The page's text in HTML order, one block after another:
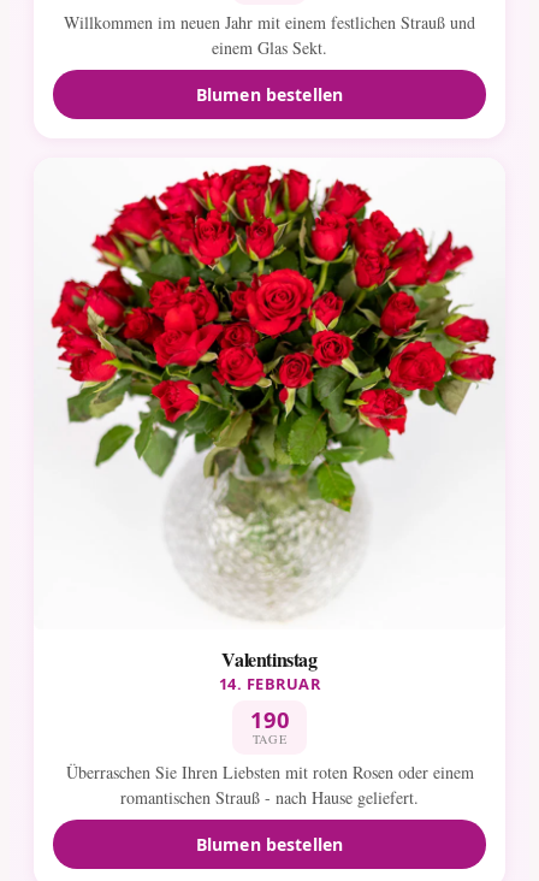
Willkommen im neuen Jahr mit einem festlichen Strauß und
einem Glas Sekt.
Blumen bestellen
Valentinstag
14. FEBRUAR
190
TAGE
Überraschen Sie Ihren Liebsten mit roten Rosen oder einem
romantischen Strauß - nach Hause geliefert.
Blumen bestellen